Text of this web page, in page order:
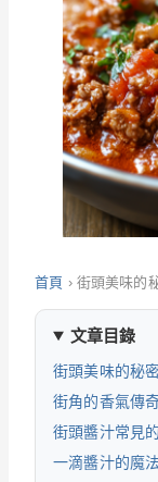
首頁 › 街頭美味的
文章目錄
街頭美味的秘
街角的香氣傳
街頭醬汁常見
一滴醬汁的魔